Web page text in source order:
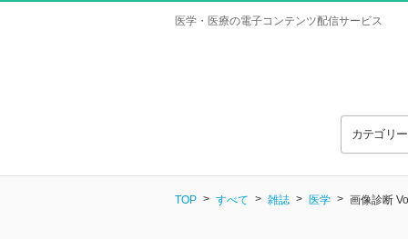
医学・医療の電子コンテンツ配信サービス
カテゴリ
TOP すべて 雑誌 医学 画像診断